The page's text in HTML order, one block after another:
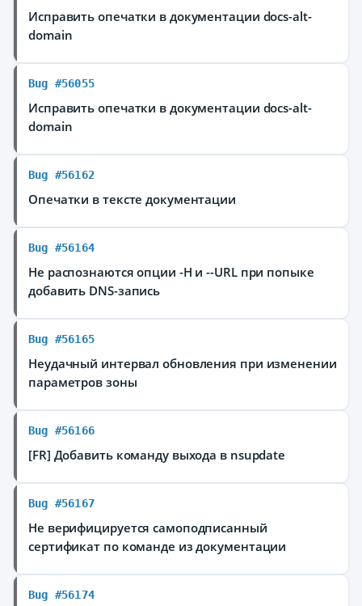
Исправить опечатки в документации docs-alt-
domain
Bug #56055
Исправить опечатки в документации docs-alt-
domain
Bug #56162
Опечатки в тексте документации
Bug #56164
Не распознаются опции -H и --URL при попыке
добавить DNS-запись
Bug #56165
Неудачный интервал обновления при изменении
параметров зоны
Bug #56166
[FR] Добавить команду выхода в nsupdate
Bug #56167
Не верифицируется самоподписанный
сертификат по команде из документации
Bug #56174